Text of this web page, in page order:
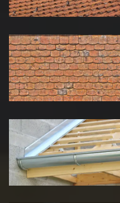
démoussage de
toiture 39
Jura
Pose de
Chéneau 39
Jura